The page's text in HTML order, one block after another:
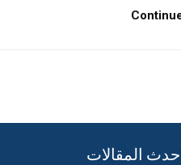
المقالات